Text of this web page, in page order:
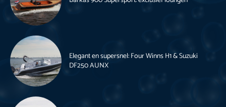
Elegant en supersnel: Four Winns H1 & Suzuki
DF250 AUNX